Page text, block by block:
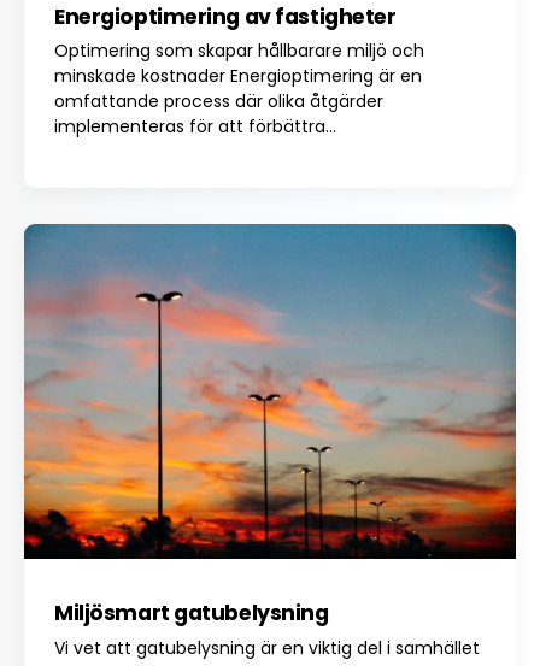
Energioptimering av fastigheter
Optimering som skapar hållbarare miljö och
minskade kostnader Energioptimering är en
omfattande process där olika åtgärder
implementeras för att förbättra...
Miljösmart gatubelysning
Vi vet att gatubelysning är en viktig del i samhället